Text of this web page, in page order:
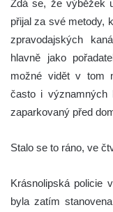
Zdá se, že výběžek
přijal za své metody,
zpravodajských
hlavně jako
možné vidět v tom
často i významných
zaparkovaný před
Stalo se to ráno, ve
Krásnolipská policie
byla zatím